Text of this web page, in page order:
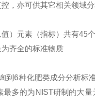
，亦可供其它相关领域分
）元素（指标）共有45个
齐全的标准物质
到6种化肥类成分分析标
多的为NIST研制的大